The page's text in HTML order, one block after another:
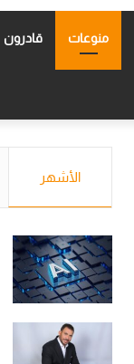
منوعات قادرون
الأشهر